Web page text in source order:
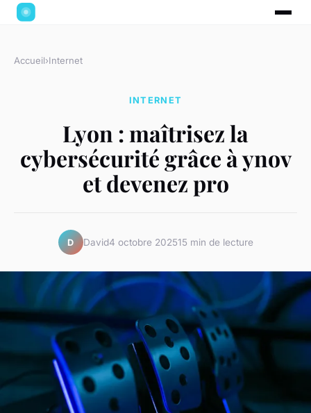
Accueil›Internet
INTERNET
Lyon : maîtrisez la
cybersécurité grâce à ynov
et devenez pro
D David4 octobre 202515 min de lecture